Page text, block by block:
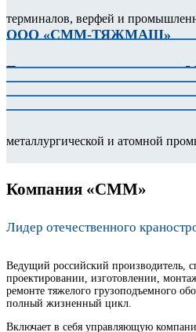
грузоподъемного оборудования
терминалов, верфей и
ООО «СММ-ТЯЖМАШ»
Предприятие под
ООО «CММ-ТЯЖМАШ» -
специализирующийся на
металлургической и атомной
Компания «СММ»
Лидер отечественного
Ведущий российский производитель,
проектировании, изготовлении,
ремонте тяжелого грузоподъемного
полный жизненный цикл.
Включает в себя управляющую